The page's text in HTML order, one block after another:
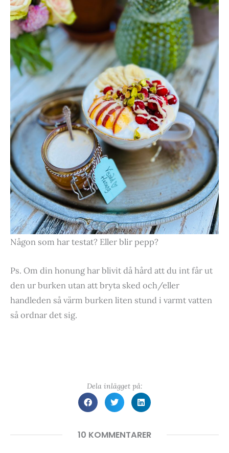
Någon som har testat? Eller blir pepp?
Ps. Om din honung har blivit då hård att du int får ut
den ur burken utan att bryta sked och/eller
handleden så värm burken liten stund i varmt vatten
så ordnar det sig.
Dela inlägget på:
10 KOMMENTARER